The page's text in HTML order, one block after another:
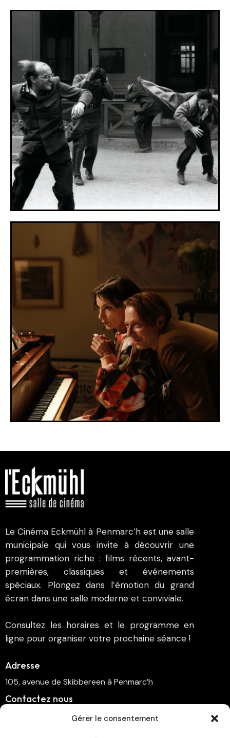
Gérer le consentement
Le Cinéma Eckmühl à Penmarc’h est une salle
municipale qui vous invite à découvrir une
programmation riche : films récents, avant-
premières, classiques et événements
spéciaux. Plongez dans l’émotion du grand
écran dans une salle moderne et conviviale.
Consultez les horaires et le programme en
ligne pour organiser votre prochaine séance !
Adresse
105, avenue de Skibbereen à Penmarc’h
Contactez nous
cinema.penmarch@orange.fr